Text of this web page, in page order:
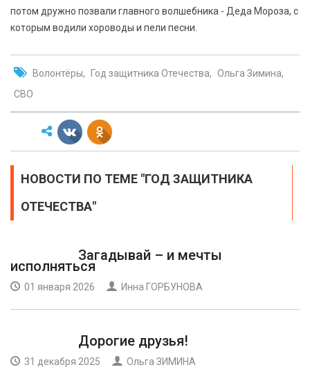
потом дружно позвали главного волшебника - Деда Мороза, с
которым водили хороводы и пели песни.
Волонтёры Год защитника Отечества
Ольга Зимина
СВО
НОВОСТИ ПО ТЕМЕ "ГОД ЗАЩИТНИКА
ОТЕЧЕСТВА"
Загадывай – и мечты
исполняться
01 января 2026 Инна ГОРБУНОВА
Дорогие друзья!
31 декабря 2025 Ольга ЗИМИНА